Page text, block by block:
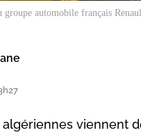
groupe automobile français
viennent